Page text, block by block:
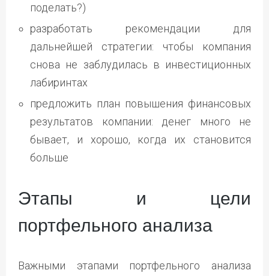
поделать?)
разработать рекомендации для
дальнейшей стратегии: чтобы компания
снова не заблудилась в инвестиционных
лабиринтах
предложить план повышения финансовых
результатов компании: денег много не
бывает, и хорошо, когда их становится
больше
Этапы и цели
портфельного анализа
Важными этапами портфельного анализа